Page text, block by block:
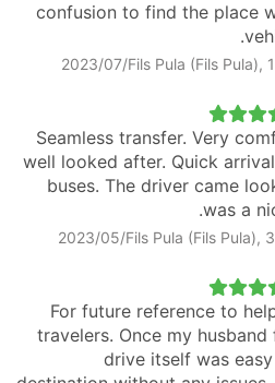
confusion to find the place
Seamless transfer. Very
well looked after. Quick
buses. The driver came
was a
For future reference to
travelers. Once my
drive itself was